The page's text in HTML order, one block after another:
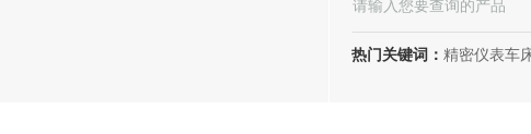
热门关键词： 精密仪表车床;数控车床;高精度车床;